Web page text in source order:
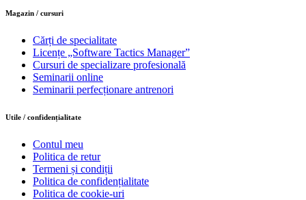
Magazin / cursuri
Cărți de specialitate
Licențe „Software Tactics Manager”
Cursuri de specializare profesională
Seminarii online
Seminarii perfecționare antrenori
Utile / confidențialitate
Contul meu
Politica de retur
Termeni și condiții
Politica de confidențialitate
Politica de cookie-uri